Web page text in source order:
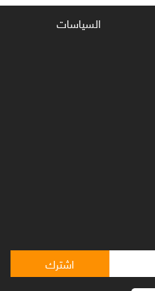
السياسات
اشترك